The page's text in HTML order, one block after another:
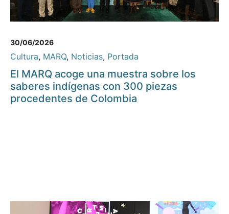
30/06/2026
Cultura, MARQ, Noticias, Portada
El MARQ acoge una muestra sobre los
saberes indígenas con 300 piezas
procedentes de Colombia